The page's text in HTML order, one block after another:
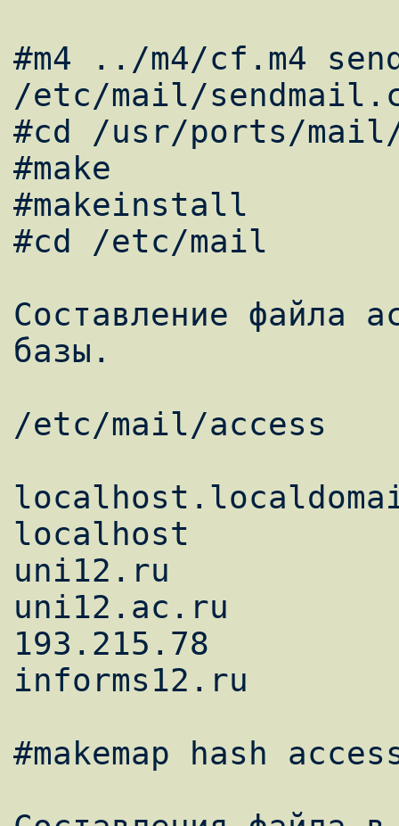
#m4 ../m4/cf.m4
/etc/mail/
#cd /usr/ports/
#make
#makeinstall
#cd /etc/mail
Составление файла
базы.
/etc/mail/access
localhost
uni12.ru
uni12.ac.ru
193.215.78
informs12.ru
#makemap hash